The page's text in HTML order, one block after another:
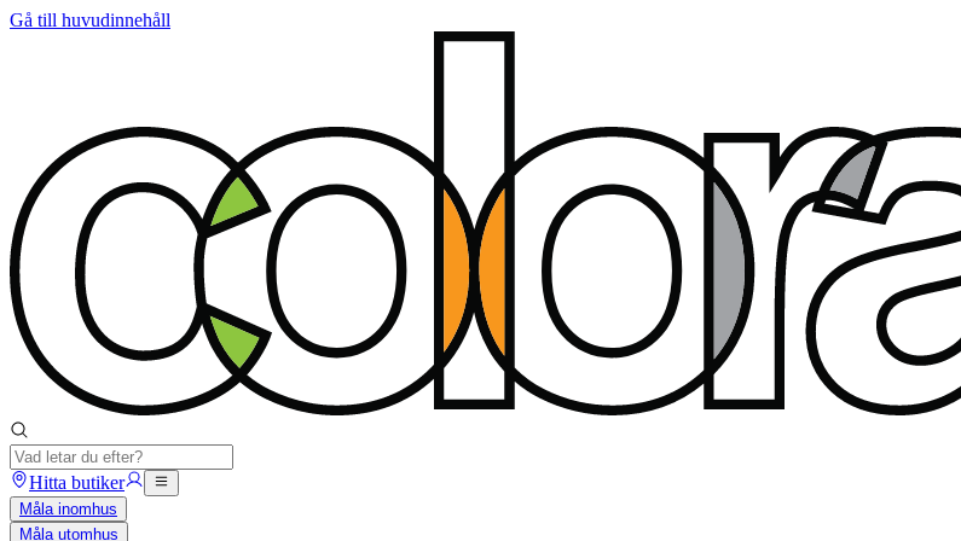
Gå till huvudinnehåll
Hitta butiker
Måla inomhus
Måla utomhus